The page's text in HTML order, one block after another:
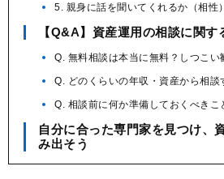
5. 親身に話を聞いてくれるか（相性
【Q&A】資産運用の相談に関す
Q. 無料相談は本当に無料？しつこい
Q. どのくらいの年収・資産から相談
Q. 相談前に何か準備しておくべきこ
自分に合った専門家を見つけ、
み出そう